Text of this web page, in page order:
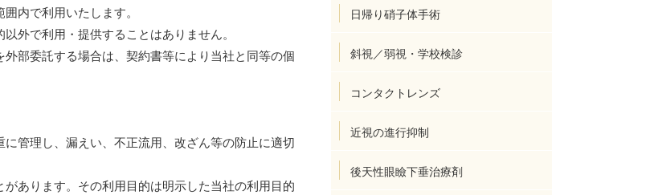
内で利用いたします。
外で利用・提供することはありません。
部委託する場合は、契約書等により当社と同等の個
管理し、漏えい、不正流用、改ざん等の防止に適切
あります。その利用目的は明示した当社の利用目的
日帰り硝子体手術
斜視／弱視・学校検診
コンタクトレンズ
近視の進行抑制
後天性眼瞼下垂治療剤